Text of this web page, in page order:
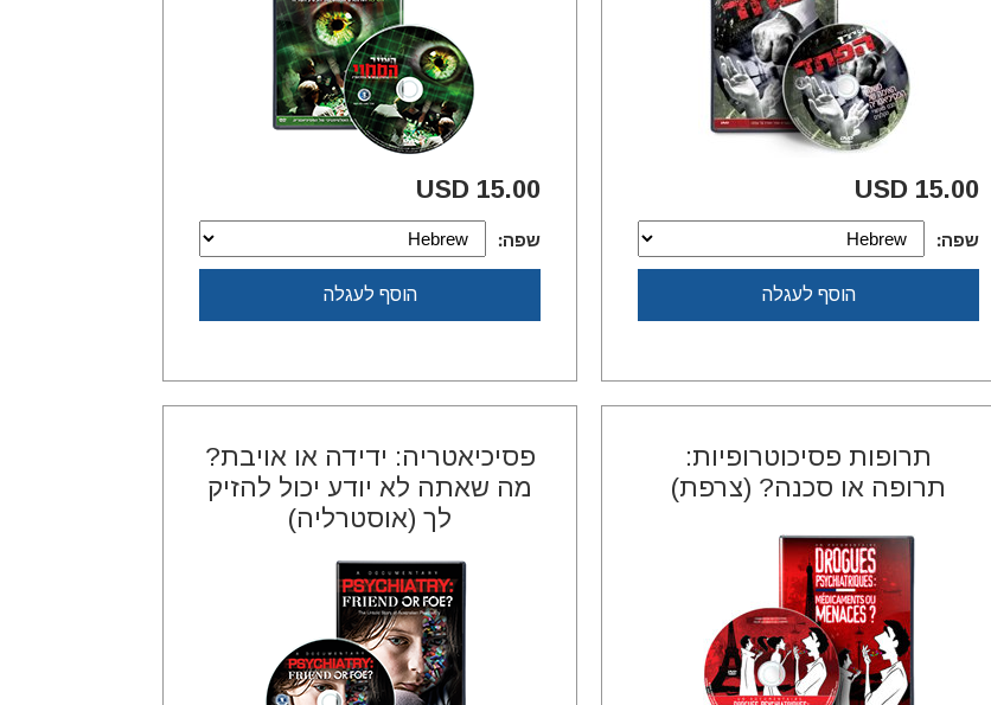
15.00 USD
שפה:
הוסף לעגלה
15.00 USD
שפה:
הוסף לעגלה
תרופות פסיכוטרופיות:
תרופה או סכנה? (צרפת)
פסיכיאטריה: ידידה או אויבת?
מה שאתה לא יודע יכול להזיק
לך (אוסטרליה)